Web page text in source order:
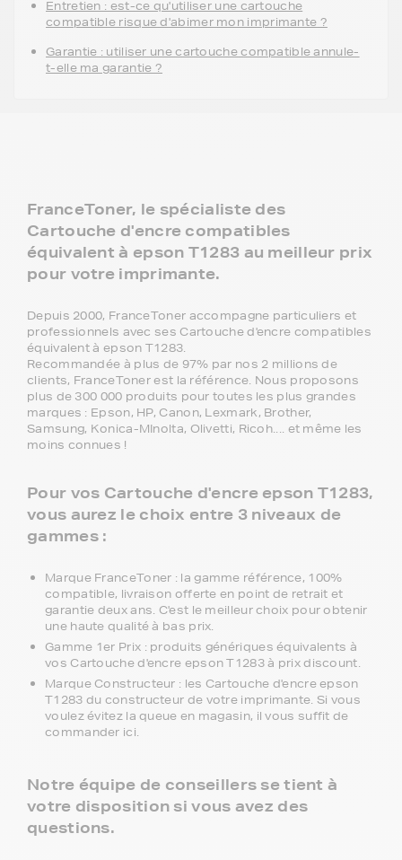
Entretien : est-ce qu'utiliser une cartouche
compatible risque d'abimer mon imprimante ?
Garantie : utiliser une cartouche compatible annule-
t-elle ma garantie ?
FranceToner, le spécialiste des
Cartouche d'encre compatibles
équivalent à epson T1283 au meilleur prix
pour votre imprimante.
Depuis 2000, FranceToner accompagne particuliers et
professionnels avec ses Cartouche d'encre compatibles
équivalent à epson T1283.
Recommandée à plus de 97% par nos 2 millions de
clients, FranceToner est la référence. Nous proposons
plus de 300 000 produits pour toutes les plus grandes
marques : Epson, HP, Canon, Lexmark, Brother,
Samsung, Konica-MInolta, Olivetti, Ricoh.... et même les
moins connues !
Pour vos Cartouche d'encre epson T1283,
vous aurez le choix entre 3 niveaux de
gammes :
Marque FranceToner : la gamme référence, 100%
compatible, livraison offerte en point de retrait et
garantie deux ans. C'est le meilleur choix pour obtenir
une haute qualité à bas prix.
Gamme 1er Prix : produits génériques équivalents à
vos Cartouche d'encre epson T1283 à prix discount.
Marque Constructeur : les Cartouche d'encre epson
T1283 du constructeur de votre imprimante. Si vous
voulez évitez la queue en magasin, il vous suffit de
commander ici.
Notre équipe de conseillers se tient à
votre disposition si vous avez des
questions.